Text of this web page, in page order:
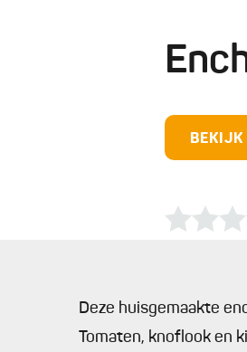
BEKIJK
Deze huisgemaakte
Tomaten, knoflook en